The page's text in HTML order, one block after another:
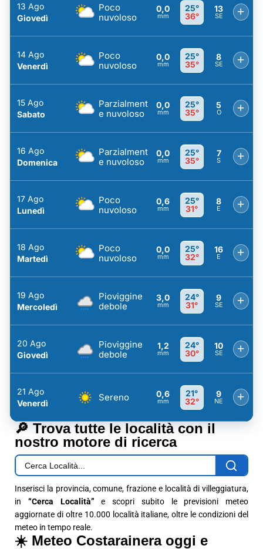
13 Ago
Giovedì
Poco
nuvoloso
0,0
mm
25°
36°
13
SE +
14 Ago
Venerdì
Poco
nuvoloso
0,0
mm
25°
35°
8
SE +
15 Ago
Sabato
Parzialment
e nuvoloso
0,0
mm
25°
35°
5
O +
16 Ago
Domenica
Parzialment
e nuvoloso
0,0
mm
25°
35°
7
S +
17 Ago
Lunedì
Poco
nuvoloso
0,6
mm
25°
31°
8
E +
18 Ago
Martedì
Poco
nuvoloso
0,0
mm
25°
32°
16
E +
19 Ago
Mercoledì
Pioviggine
debole
3,0
mm
24°
31°
9
SE +
20 Ago
Giovedì
Pioviggine
debole
1,2
mm
24°
30°
10
SE +
21 Ago
Venerdì
Sereno 0,6
mm
21°
32°
9
NE +
🔎 Trova tutte le località con il
nostro motore di ricerca
Inserisci la provincia, comune, frazione e località di villeggiatura,
in “Cerca Località” e scopri subito le previsioni meteo
aggiornate di oltre 10.000 località italiane, oltre le condizioni del
meteo in tempo reale.
☀️ Meteo Costarainera oggi e